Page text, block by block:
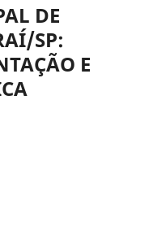
DE
SP:
E